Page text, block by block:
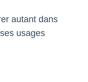
autant dans
usages